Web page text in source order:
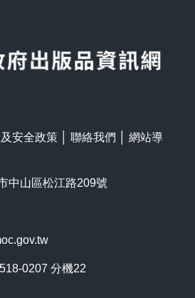
安全政策 聯絡我們
網站導
中山區松江路209號
0207 分機22